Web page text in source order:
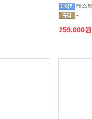
테스토
-
259,000원